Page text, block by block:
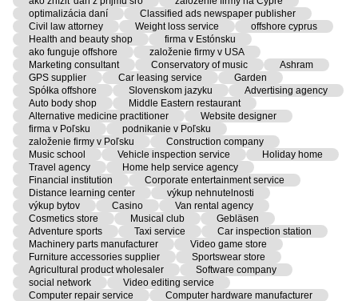
optimalizácia daní
Classified ads newspaper publisher
Civil law attorney
Weight loss service
offshore cyprus
Health and beauty shop
firma v Estónsku
ako funguje offshore
založenie firmy v USA
Marketing consultant
Conservatory of music
Ashram
GPS supplier
Car leasing service
Garden
Spółka offshore
Slovenskom jazyku
Advertising agency
Auto body shop
Middle Eastern restaurant
Alternative medicine practitioner
Website designer
firma v Poľsku
podnikanie v Poľsku
založenie firmy v Poľsku
Construction company
Music school
Vehicle inspection service
Holiday home
Travel agency
Home help service agency
Financial institution
Corporate entertainment service
Distance learning center
výkup nehnutelnosti
výkup bytov
Casino
Van rental agency
Cosmetics store
Musical club
Gebläsen
Adventure sports
Taxi service
Car inspection station
Machinery parts manufacturer
Video game store
Furniture accessories supplier
Sportswear store
Agricultural product wholesaler
Software company
social network
Video editing service
Computer repair service
Computer hardware manufacturer